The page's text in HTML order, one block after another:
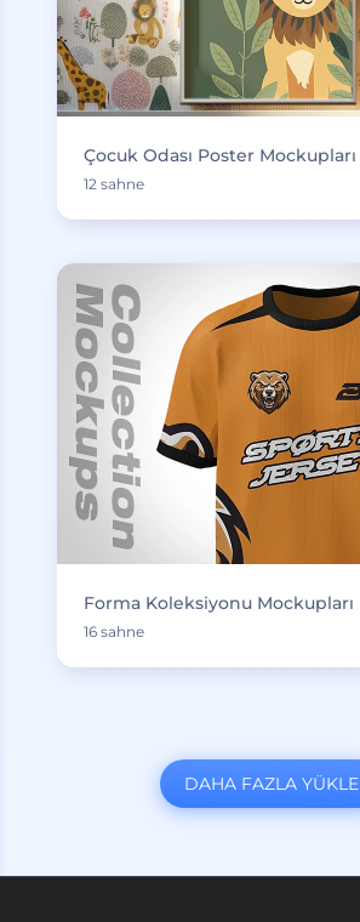
Çocuk Odası Poster Mockupları
12 sahne
Forma Koleksiyonu Mockupları
16 sahne
DAHA FAZLA YÜKLE